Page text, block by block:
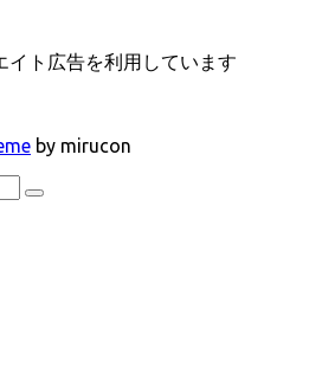
イト広告を利用しています
by mirucon
検